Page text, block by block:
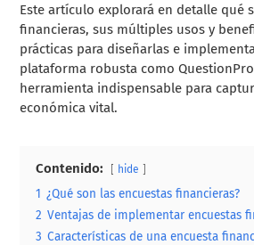
Este artículo explorará en detalle qué
financieras, sus múltiples usos y
prácticas para diseñarlas e
plataforma robusta como
herramienta indispensable para
económica vital.
Contenido: hide
1 ¿Qué son las encuestas financieras?
2 Ventajas de implementar encuestas
3 Características de una encuesta